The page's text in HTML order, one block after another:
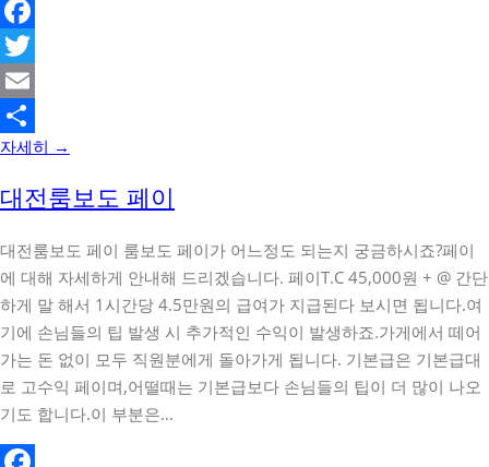
Facebook
Twitter
Email
Share
자세히 →
대전룸보도 페이
대전룸보도 페이 룸보도 페이가 어느정도 되는지 궁금하시죠?페이
에 대해 자세하게 안내해 드리겠습니다. 페이T.C 45,000원 + @ 간단
하게 말 해서 1시간당 4.5만원의 급여가 지급된다 보시면 됩니다.여
기에 손님들의 팁 발생 시 추가적인 수익이 발생하죠.가게에서 떼어
가는 돈 없이 모두 직원분에게 돌아가게 됩니다. 기본급은 기본급대
로 고수익 페이며,어떨때는 기본급보다 손님들의 팁이 더 많이 나오
기도 합니다.이 부분은…